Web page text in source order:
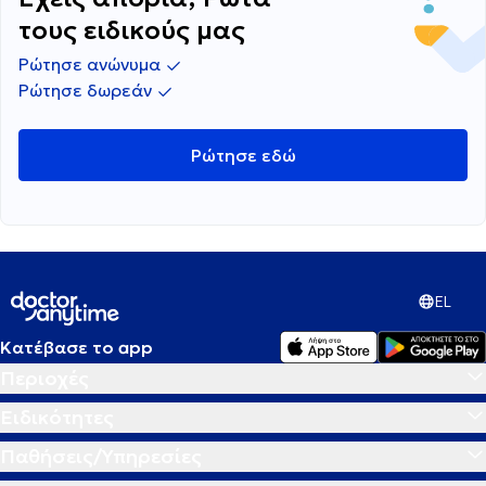
τους ειδικούς μας
Ρώτησε ανώνυμα
Ρώτησε δωρεάν
Ρώτησε εδώ
EL
Κατέβασε το app